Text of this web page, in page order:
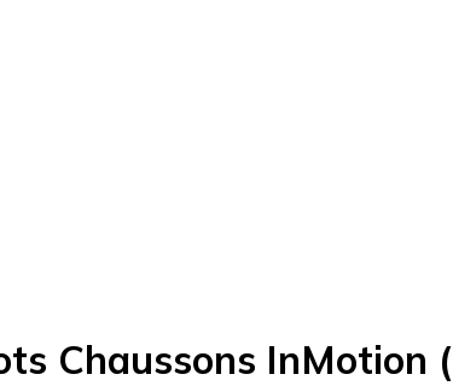
Chaussons InMotion